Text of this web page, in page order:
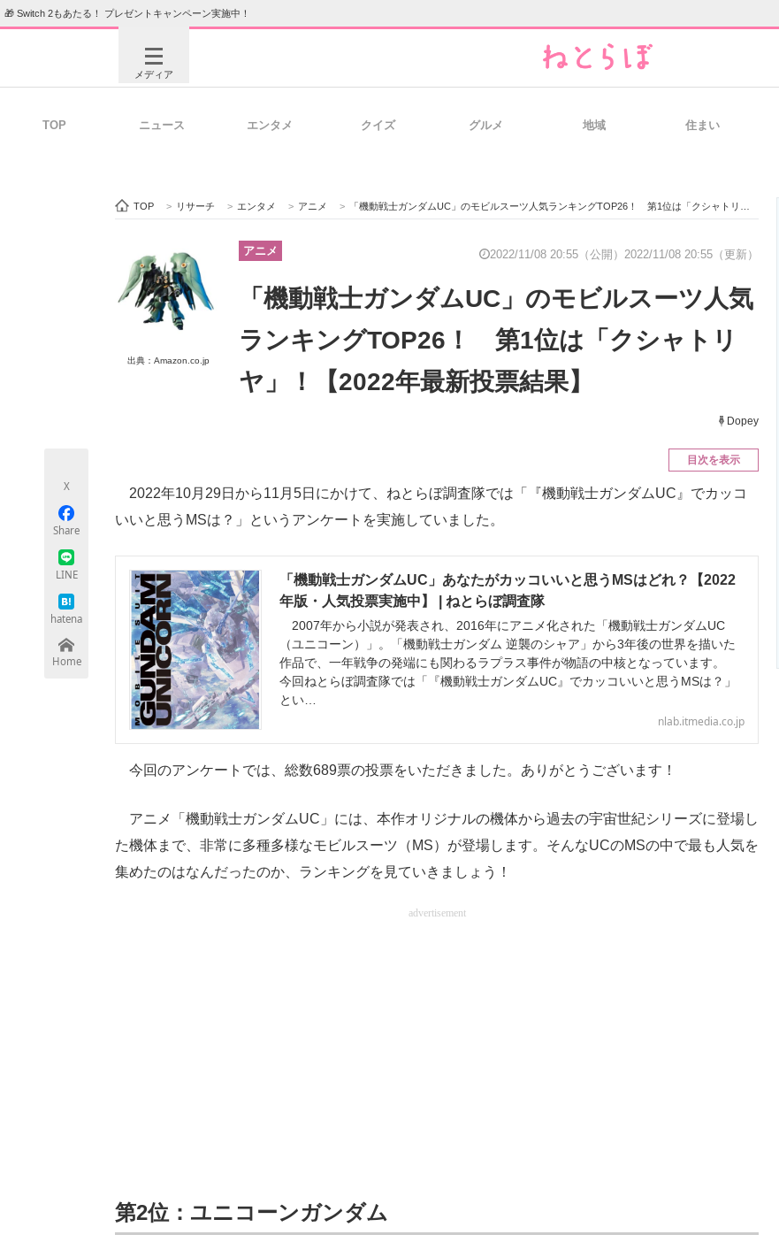
🎁 Switch 2もあたる！ プレゼントキャンペーン実施中！
メディア
ビジネスと働き方のヒント 経営リーダ
ITエンジニア向け専門サイト 製造業のIT
エネルギー
ちょっと気になるネットの話題
TOP ニュース エンタメ クイズ グルメ 地域 住まい
TOP > リサーチ > エンタメ > アニメ > 「機動戦士ガンダムUC」のモビルスーツ人気ランキングTOP26！ 第1位は「クシャトリヤ」！【2022年最新投票結果】
出典：Amazon.co.jp
アニメ 2022/11/08 20:55（公開） 2022/11/08 20:55（更新）
「機動戦士ガンダムUC」のモビルスーツ人気
ランキングTOP26！ 第1位は「クシャトリ
ヤ」！【2022年最新投票結果】
Dopey
X
Share
LINE
hatena
Home
目次を表示
2022年10月29日から11月5日にかけて、ねとらぼ調査隊では「『機動戦士ガンダムUC』でカッコ
いいと思うMSは？」というアンケートを実施していました。
「機動戦士ガンダムUC」あなたがカッコいいと思うMSはどれ？【2022
年版・人気投票実施中】 | ねとらぼ調査隊
2007年から小説が発表され、2016年にアニメ化された「機動戦士ガンダムUC
（ユニコーン）」。「機動戦士ガンダム 逆襲のシャア」から3年後の世界を描いた
作品で、一年戦争の発端にも関わるラプラス事件が物語の中核となっています。
今回ねとらぼ調査隊では「『機動戦士ガンダムUC』でカッコいいと思うMSは？」
とい…
nlab.itmedia.co.jp
今回のアンケートでは、総数689票の投票をいただきました。ありがとうございます！
アニメ「機動戦士ガンダムUC」には、本作オリジナルの機体から過去の宇宙世紀シリーズに登場し
た機体まで、非常に多種多様なモビルスーツ（MS）が登場します。そんなUCのMSの中で最も人気を
集めたのはなんだったのか、ランキングを見ていきましょう！
advertisement
第2位：ユニコーンガンダム